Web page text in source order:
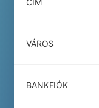
CÍM
VÁROS
BANKFIÓK